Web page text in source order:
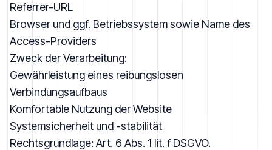
Referrer-URL
Browser und ggf. Betriebssystem sowie Name des
Access-Providers
Zweck der Verarbeitung:
Gewährleistung eines reibungslosen
Verbindungsaufbaus
Komfortable Nutzung der Website
Systemsicherheit und -stabilität
Rechtsgrundlage: Art. 6 Abs. 1 lit. f DSGVO.